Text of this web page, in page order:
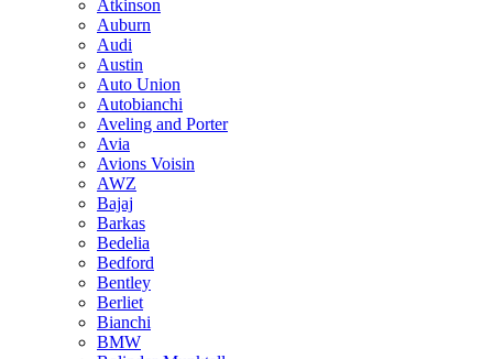
Atkinson
Auburn
Audi
Austin
Auto Union
Autobianchi
Aveling and Porter
Avia
Avions Voisin
AWZ
Bajaj
Barkas
Bedelia
Bedford
Bentley
Berliet
Bianchi
BMW